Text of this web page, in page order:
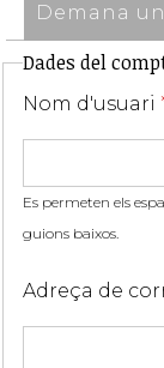
Demana
Dades del
Nom d'usuari
Es permeten els
guions baixos.
Adreça de